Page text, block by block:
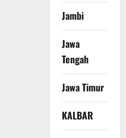
Jambi
Jawa
Tengah
Jawa Timur
KALBAR